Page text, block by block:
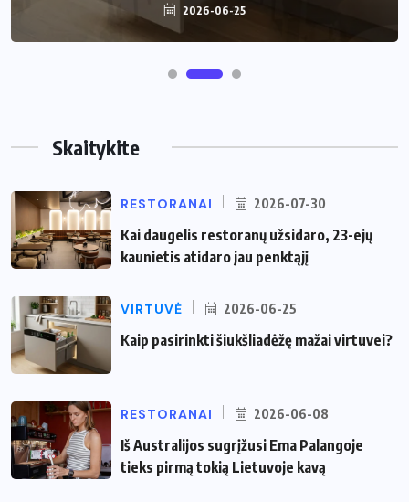
2026-06-25
Skaitykite
RESTORANAI 2026-07-30
Kai daugelis restoranų užsidaro, 23-ejų
kaunietis atidaro jau penktąjį
VIRTUVĖ 2026-06-25
Kaip pasirinkti šiukšliadėžę mažai virtuvei?
RESTORANAI 2026-06-08
Iš Australijos sugrįžusi Ema Palangoje
tieks pirmą tokią Lietuvoje kavą